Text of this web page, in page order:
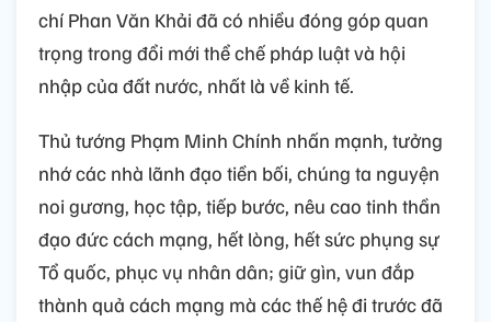
chí Phan Văn Khải đã có nhiều đóng góp quan
trọng trong đổi mới thể chế pháp luật và hội
nhập của đất nước, nhất là về kinh tế.
Thủ tướng Phạm Minh Chính nhấn mạnh, tưởng
nhớ các nhà lãnh đạo tiền bối, chúng ta nguyện
noi gương, học tập, tiếp bước, nêu cao tinh thần
đạo đức cách mạng, hết lòng, hết sức phụng sự
Tổ quốc, phục vụ nhân dân; giữ gìn, vun đắp
thành quả cách mạng mà các thế hệ đi trước đã